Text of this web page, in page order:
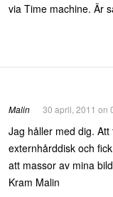
via Time machine. Är
Malin 30 april, 2011 on
Jag håller med dig.
externhårddisk och
att massor av mina
Kram Malin